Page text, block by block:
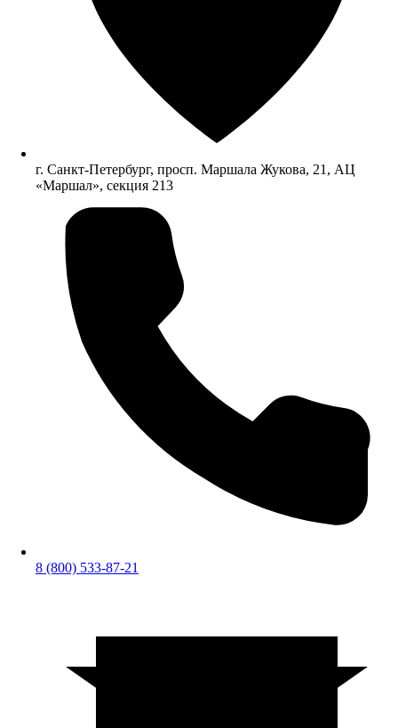
г. Санкт-Петербург, просп. Маршала Жукова, 21, АЦ
«Маршал», секция 213
8 (800) 533-87-21